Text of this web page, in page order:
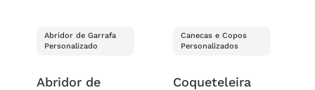
Abridor de Garrafa
Personalizado
Abridor de
Canecas e Copos
Personalizados
Coqueteleira